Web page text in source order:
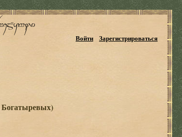
Войти Зарегистрироваться
Богатыревых)